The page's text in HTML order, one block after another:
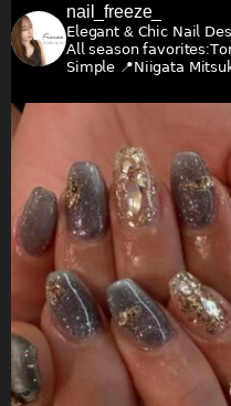
nail_freeze_
𝖤𝗅𝖾𝗀𝖺𝗇𝗍 & 𝖢𝗁𝗂𝖼 𝖭𝖺𝗂𝗅
𝖠𝗅𝗅 𝗌𝖾𝖺𝗌𝗈𝗇
𝖲𝗂𝗆𝗉𝗅𝖾 📍𝖭𝗂𝗂𝗀𝖺𝗍𝖺